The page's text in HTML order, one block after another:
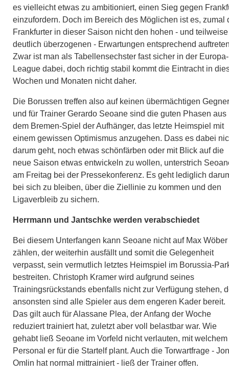
es vielleicht etwas zu ambitioniert, einen Sieg gegen
einzufordern. Doch im Bereich des Möglichen ist es, zumal
Frankfurter in dieser Saison nicht den hohen - und teilweise
deutlich überzogenen - Erwartungen entsprechend
Zwar ist man als Tabellensechster fast sicher in der Europa-
League dabei, doch richtig stabil kommt die Eintracht in
Wochen und Monaten nicht daher.
Die Borussen treffen also auf keinen übermächtigen Gegner
und für Trainer Gerardo Seoane sind die guten Phasen aus
dem Bremen-Spiel der Aufhänger, das letzte Heimspiel mit
einem gewissen Optimismus anzugehen. Dass es dabei
darum geht, noch etwas schönfärben oder mit Blick auf die
neue Saison etwas entwickeln zu wollen, unterstrich
am Freitag bei der Pressekonferenz. Es geht lediglich
bei sich zu bleiben, über die Ziellinie zu kommen und den
Ligaverbleib zu sichern.
Herrmann und Jantschke werden verabschiedet
Bei diesem Unterfangen kann Seoane nicht auf Max Wöber
zählen, der weiterhin ausfällt und somit die Gelegenheit
verpasst, sein vermutlich letztes Heimspiel im Borussia-
bestreiten. Christoph Kramer wird aufgrund seines
Trainingsrückstands ebenfalls nicht zur Verfügung stehen,
ansonsten sind alle Spieler aus dem engeren Kader bereit.
Das gilt auch für Alassane Plea, der Anfang der Woche
reduziert trainiert hat, zuletzt aber voll belastbar war. Wie
gehabt ließ Seoane im Vorfeld nicht verlauten, mit welchem
Personal er für die Startelf plant. Auch die Torwartfrage -
Omlin hat normal mittrainiert - ließ der Trainer offen.